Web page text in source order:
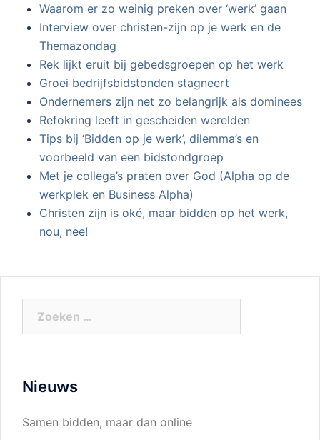
Waarom er zo weinig preken over ‘werk’ gaan
Interview over christen-zijn op je werk en de
Themazondag
Rek lijkt eruit bij gebedsgroepen op het werk
Groei bedrijfsbidstonden stagneert
Ondernemers zijn net zo belangrijk als dominees
Refokring leeft in gescheiden werelden
Tips bij ‘Bidden op je werk’, dilemma’s en
voorbeeld van een bidstondgroep
Met je collega’s praten over God (Alpha op de
werkplek en Business Alpha)
Christen zijn is oké, maar bidden op het werk,
nou, nee!
Nieuws
Samen bidden, maar dan online